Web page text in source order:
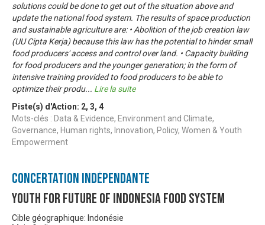
solutions could be done to get out of the situation above and
update the national food system. The results of space production
and sustainable agriculture are: • Abolition of the job creation law
(UU Cipta Kerja) because this law has the potential to hinder small
food producers' access and control over land. • Capacity building
for food producers and the younger generation; in the form of
intensive training provided to food producers to be able to
optimize their produ... Lire la suite
Piste(s) d'Action: 2, 3, 4
Mots-clés : Data & Evidence, Environment and Climate,
Governance, Human rights, Innovation, Policy, Women & Youth
Empowerment
Concertation Indépendante
Youth For Future of Indonesia Food System
Cible géographique: Indonésie